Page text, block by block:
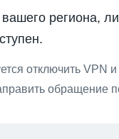
региона,
отключить VPN
обращение